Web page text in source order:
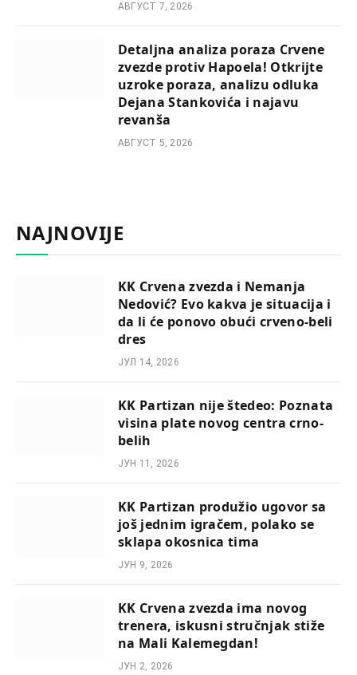
АВГУСТ 7, 2026
Detaljna analiza poraza Crvene
zvezde protiv Hapoela! Otkrijte
uzroke poraza, analizu odluka
Dejana Stankovića i najavu
revanša
АВГУСТ 5, 2026
NAJNOVIJE
KK Crvena zvezda i Nemanja
Nedović? Evo kakva je situacija i
da li će ponovo obući crveno-beli
dres
ЈУЛ 14, 2026
KK Partizan nije štedeo: Poznata
visina plate novog centra crno-
belih
ЈУН 11, 2026
KK Partizan produžio ugovor sa
još jednim igračem, polako se
sklapa okosnica tima
ЈУН 9, 2026
KK Crvena zvezda ima novog
trenera, iskusni stručnjak stiže
na Mali Kalemegdan!
ЈУН 2, 2026